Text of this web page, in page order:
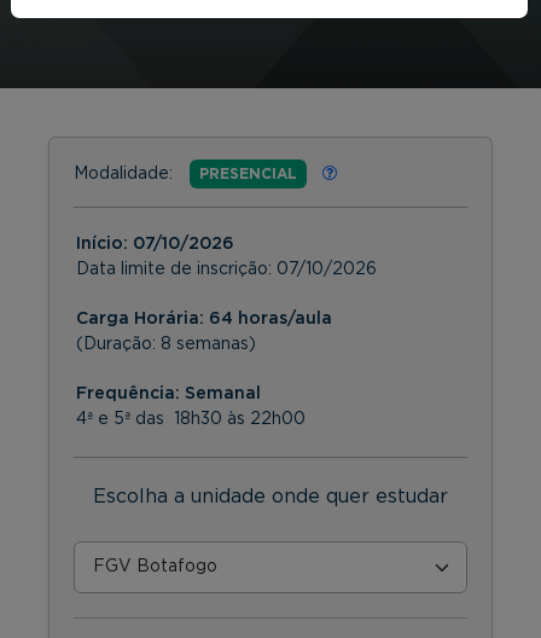
Modalidade: PRESENCIAL
Início: 07/10/2026
Data limite de inscrição: 07/10/2026
Carga Horária: 64 horas/aula
(Duração: 8 semanas)
Frequência: Semanal
4ª e 5ª das 18h30 às 22h00
Escolha a unidade onde quer estudar